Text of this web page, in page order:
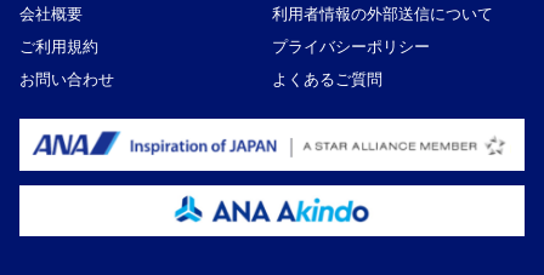
会社概要
利用者情報の外部送信について
ご利用規約
プライバシーポリシー
お問い合わせ
よくあるご質問